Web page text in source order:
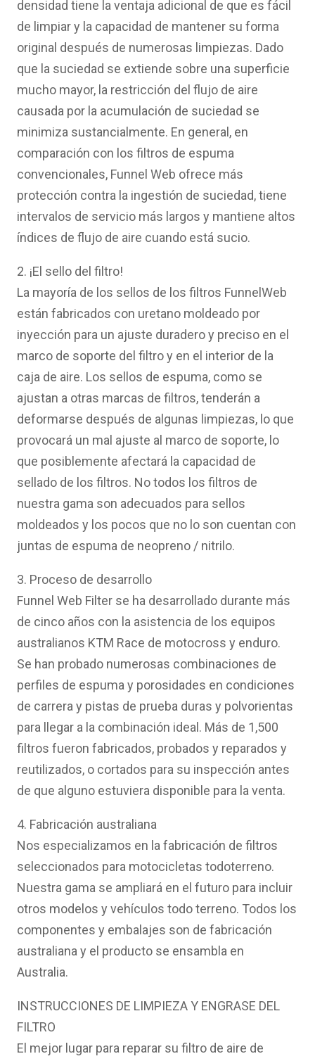
densidad tiene la ventaja adicional de que es fácil
de limpiar y la capacidad de mantener su forma
original después de numerosas limpiezas. Dado
que la suciedad se extiende sobre una superficie
mucho mayor, la restricción del flujo de aire
causada por la acumulación de suciedad se
minimiza sustancialmente. En general, en
comparación con los filtros de espuma
convencionales, Funnel Web ofrece más
protección contra la ingestión de suciedad, tiene
intervalos de servicio más largos y mantiene altos
índices de flujo de aire cuando está sucio.
2. ¡El sello del filtro!
La mayoría de los sellos de los filtros FunnelWeb
están fabricados con uretano moldeado por
inyección para un ajuste duradero y preciso en el
marco de soporte del filtro y en el interior de la
caja de aire. Los sellos de espuma, como se
ajustan a otras marcas de filtros, tenderán a
deformarse después de algunas limpiezas, lo que
provocará un mal ajuste al marco de soporte, lo
que posiblemente afectará la capacidad de
sellado de los filtros. No todos los filtros de
nuestra gama son adecuados para sellos
moldeados y los pocos que no lo son cuentan con
juntas de espuma de neopreno / nitrilo.
3. Proceso de desarrollo
Funnel Web Filter se ha desarrollado durante más
de cinco años con la asistencia de los equipos
australianos KTM Race de motocross y enduro.
Se han probado numerosas combinaciones de
perfiles de espuma y porosidades en condiciones
de carrera y pistas de prueba duras y polvorientas
para llegar a la combinación ideal. Más de 1,500
filtros fueron fabricados, probados y reparados y
reutilizados, o cortados para su inspección antes
de que alguno estuviera disponible para la venta.
4. Fabricación australiana
Nos especializamos en la fabricación de filtros
seleccionados para motocicletas todoterreno.
Nuestra gama se ampliará en el futuro para incluir
otros modelos y vehículos todo terreno. Todos los
componentes y embalajes son de fabricación
australiana y el producto se ensambla en
Australia.
INSTRUCCIONES DE LIMPIEZA Y ENGRASE DEL
FILTRO
El mejor lugar para reparar su filtro de aire de